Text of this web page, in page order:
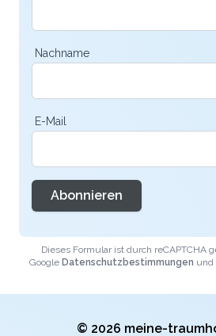
Nachname
E-Mail
Abonnieren
Dieses Formular ist durch reCAPTCHA
Google Datenschutzbestimmungen und
© 2026 meine-